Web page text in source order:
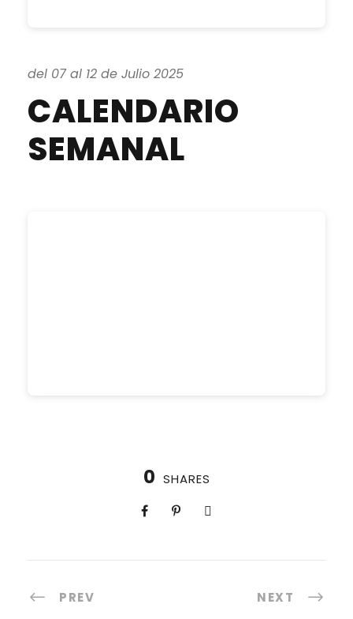
del 07 al 12 de Julio 2025
CALENDARIO
SEMANAL
0 SHARES
PREV NEXT